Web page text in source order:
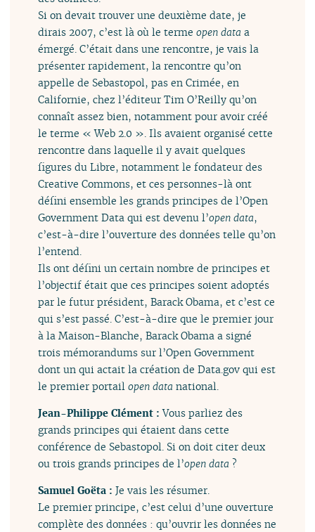
Si on devait trouver une deuxième date, je
dirais 2007, c’est là où le termeopen data a
émergé. C’était dans une rencontre, je vais la
présenter rapidement, la rencontre qu’on
appelle de Sebastopol, pas en Crimée, en
Californie, chez l’éditeur Tim O’Reilly qu’on
connaît assez bien, notamment pour avoir créé
le terme « Web 2.0 ». Ils avaient organisé cette
rencontre dans laquelle il y avait quelques
figures du Libre, notamment le fondateur des
Creative Commons, et ces personnes-là ont
défini ensemble les grands principes de l’Open
Government Data qui est devenu l’open data,
c’est-à-dire l’ouverture des données telle qu’on
l’entend.
Ils ont défini un certain nombre de principes et
l’objectif était que ces principes soient adoptés
par le futur président, Barack Obama, et c’est ce
qui s’est passé. C’est-à-dire que le premier jour
à la Maison-Blanche, Barack Obama a signé
trois mémorandums sur l’Open Government
dont un qui actait la création de Data.gov qui est
le premier portailopen data national.
Jean-Philippe Clément :Vous parliez des
grands principes qui étaient dans cette
conférence de Sebastopol. Si on doit citer deux
ou trois grands principes de l’open data ?
Samuel Goëta :Je vais les résumer.
Le premier principe, c’est celui d’une ouverture
complète des données : qu’ouvrir les données ne